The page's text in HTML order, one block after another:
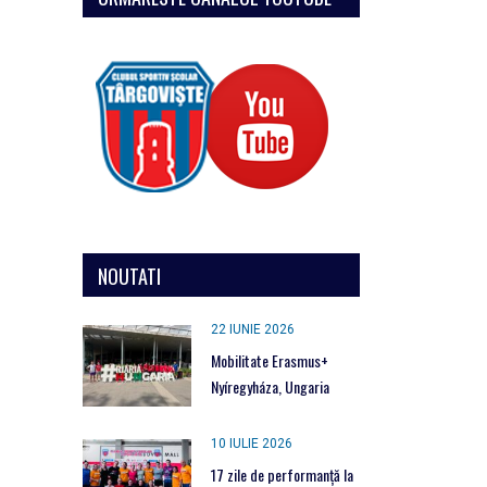
NOUTATI
22 IUNIE 2026
Mobilitate Erasmus+
Nyíregyháza, Ungaria
10 IULIE 2026
17 zile de performanță la